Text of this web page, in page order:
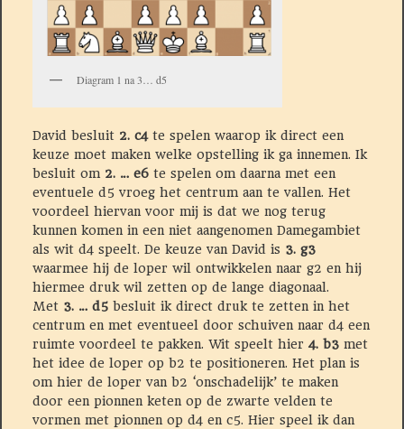
Diagram 1 na 3… d5
David besluit 2. c4te spelen waarop ik direct een
keuze moet maken welke opstelling ik ga innemen. Ik
besluit om 2. … e6te spelen om daarna met een
eventuele d5 vroeg het centrum aan te vallen. Het
voordeel hiervan voor mij is dat we nog terug
kunnen komen in een niet aangenomen Damegambiet
als wit d4 speelt. De keuze van David is 3. g3
waarmee hij de loper wil ontwikkelen naar g2 en hij
hiermee druk wil zetten op de lange diagonaal.
Met 3. … d5besluit ik direct druk te zetten in het
centrum en met eventueel door schuiven naar d4 een
ruimte voordeel te pakken. Wit speelt hier 4. b3met
het idee de loper op b2 te positioneren. Het plan is
om hier de loper van b2 ‘onschadelijk’ te maken
door een pionnen keten op de zwarte velden te
vormen met pionnen op d4 en c5. Hier speel ik dan